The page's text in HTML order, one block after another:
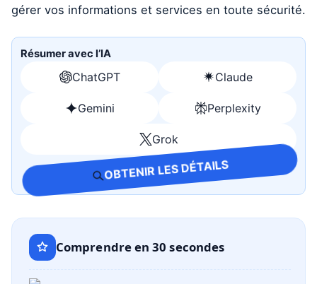
Résumer avec l’IA
ChatGPT
Ouvrir
avec
Claude
Ouvrir
avec
Claude
Gemini
Ouvrir
Perplexity
Ouvrir
Perplexity
Grok
Ouvrir
avec
Grok
OBTENIR LES DÉTAILS
Comprendre en 30 secondes